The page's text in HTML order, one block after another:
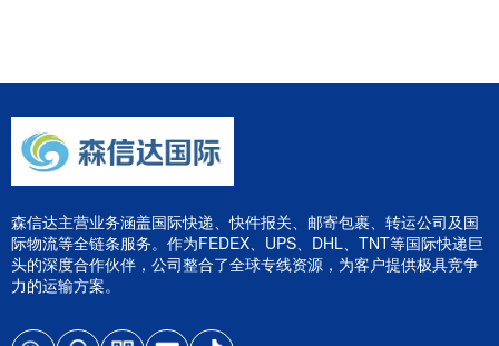
森信达主营业务涵盖国际快递、快件报关、邮寄包裹、转运公司及国
际物流等全链条服务。作为FEDEX、UPS、DHL、TNT等国际快递巨
头的深度合作伙伴，公司整合了全球专线资源，为客户提供极具竞争
力的运输方案。